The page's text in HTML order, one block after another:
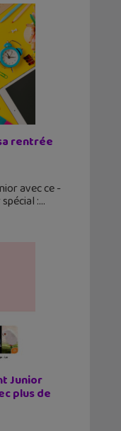
rentrée
avec ce -
:
Junior
plus de